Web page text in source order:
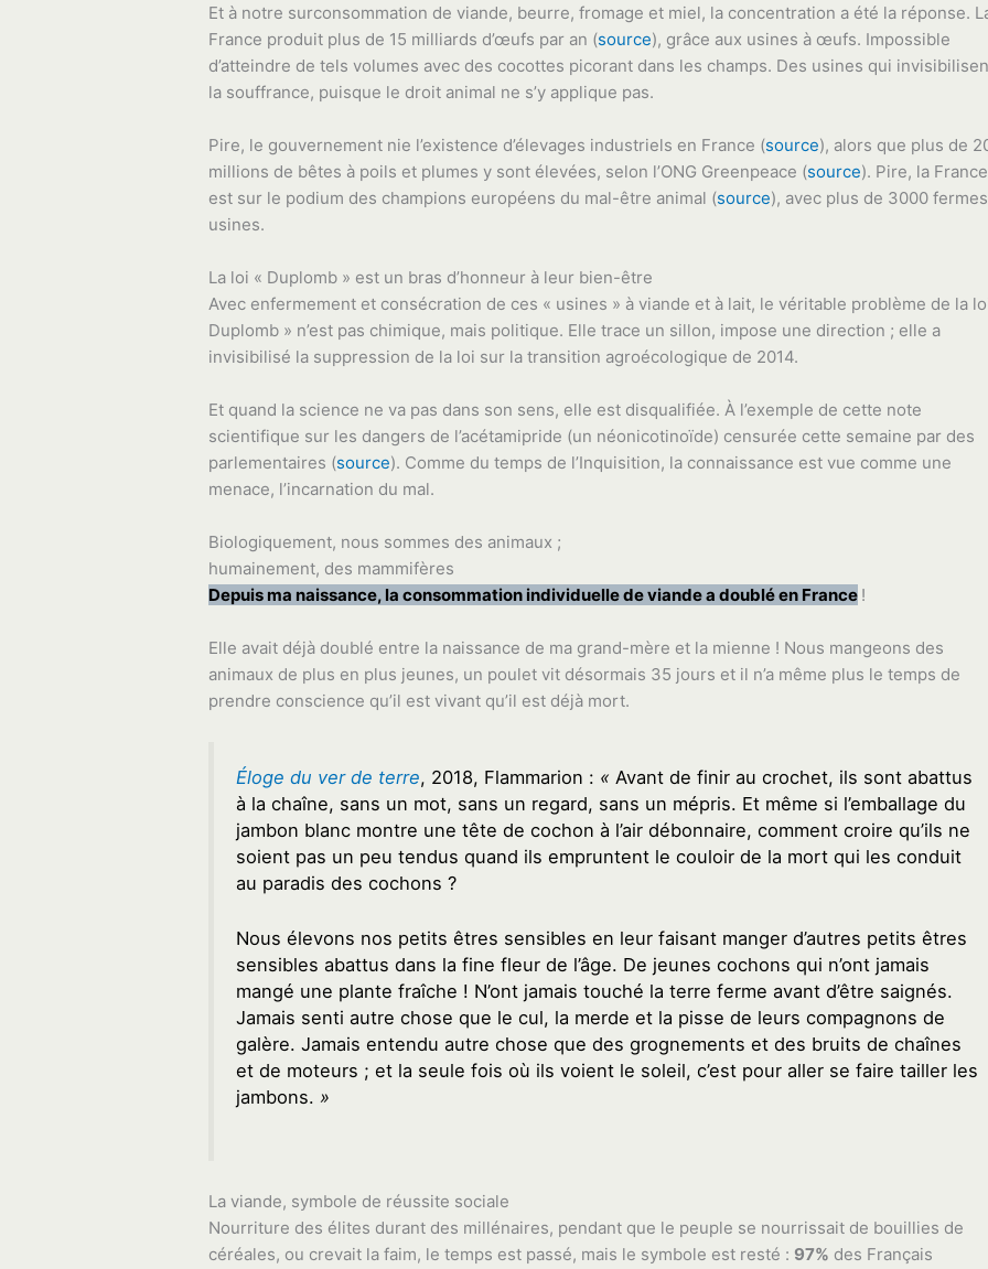
Et à notre surconsommation de viande, beurre, fromage et miel, la concentration a été la réponse.
France produit plus de 15 milliards d’œufs par an (source), grâce aux usines à œufs. Impossible
d’atteindre de tels volumes avec des cocottes picorant dans les champs. Des usines qui
la souffrance, puisque le droit animal ne s’y applique pas.
Pire, le gouvernement nie l’existence d’élevages industriels en France (source), alors que plus de
millions de bêtes à poils et plumes y sont élevées, selon l’ONG Greenpeace (source). Pire, la France
est sur le podium des champions européens du mal-être animal (source), avec plus de 3000
usines.
La loi « Duplomb » est un bras d’honneur à leur bien-être
Avec enfermement et consécration de ces « usines » à viande et à lait, le véritable problème de la
Duplomb » n’est pas chimique, mais politique. Elle trace un sillon, impose une direction ; elle a
invisibilisé la suppression de la loi sur la transition agroécologique de 2014.
Et quand la science ne va pas dans son sens, elle est disqualifiée. À l’exemple de cette note
scientifique sur les dangers de l’acétamipride (un néonicotinoïde) censurée cette semaine par des
parlementaires (source). Comme du temps de l’Inquisition, la connaissance est vue comme une
menace, l’incarnation du mal.
Biologiquement, nous sommes des animaux ;
humainement, des mammifères
Depuis ma naissance, la consommation individuelle de viande a doublé en France !
Elle avait déjà doublé entre la naissance de ma grand-mère et la mienne ! Nous mangeons des
animaux de plus en plus jeunes, un poulet vit désormais 35 jours et il n’a même plus le temps de
prendre conscience qu’il est vivant qu’il est déjà mort.
Éloge du ver de terre, 2018, Flammarion : « Avant de finir au crochet, ils sont abattus
à la chaîne, sans un mot, sans un regard, sans un mépris. Et même si l’emballage du
jambon blanc montre une tête de cochon à l’air débonnaire, comment croire qu’ils ne
soient pas un peu tendus quand ils empruntent le couloir de la mort qui les conduit
au paradis des cochons ?
Nous élevons nos petits êtres sensibles en leur faisant manger d’autres petits êtres
sensibles abattus dans la fine fleur de l’âge. De jeunes cochons qui n’ont jamais
mangé une plante fraîche ! N’ont jamais touché la terre ferme avant d’être saignés.
Jamais senti autre chose que le cul, la merde et la pisse de leurs compagnons de
galère. Jamais entendu autre chose que des grognements et des bruits de chaînes
et de moteurs ; et la seule fois où ils voient le soleil, c’est pour aller se faire tailler les
jambons. »
La viande, symbole de réussite sociale
Nourriture des élites durant des millénaires, pendant que le peuple se nourrissait de bouillies de
céréales, ou crevait la faim, le temps est passé, mais le symbole est resté : 97% des Français